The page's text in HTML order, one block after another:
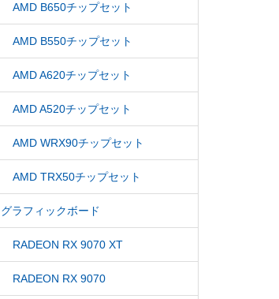
AMD B650チップセット
AMD B550チップセット
AMD A620チップセット
AMD A520チップセット
AMD WRX90チップセット
AMD TRX50チップセット
グラフィックボード
RADEON RX 9070 XT
RADEON RX 9070